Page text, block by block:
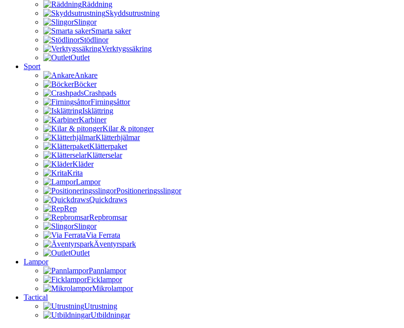
Räddning
Skyddsutrustning
Slingor
Smarta saker
Stödlinor
Verktygssäkring
Outlet
Sport
Ankare
Böcker
Crashpads
Firningsåttor
Isklättring
Karbiner
Kilar & pitonger
Klätterhjälmar
Klätterpaket
Klätterselar
Kläder
Krita
Lampor
Positioneringsslingor
Quickdraws
Rep
Repbromsar
Slingor
Via Ferrata
Äventyrspark
Outlet
Lampor
Pannlampor
Ficklampor
Mikrolampor
Tactical
Utrustning
Utbildningar